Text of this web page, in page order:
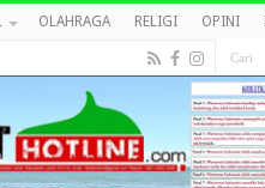
OLAHRAGA RELIGI OPINI